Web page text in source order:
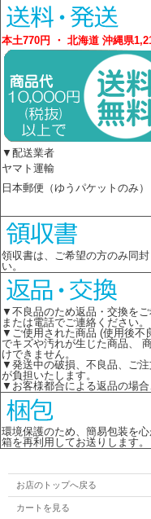
本土770円 ・ 北海道 沖縄県
▼配送業者
ヤマト運輸
日本郵便（ゆうパケットのみ）
領収書は、ご希望の方のみ同
い。
▼不良品のため返品・交換を
または電話でご連絡ください。
▼ご使用された商品 (使用後
でキズや汚れが生じた商品、
けできません。
▼発送中の破損、不良品、ご
が負担いたします。
▼お客様都合による返品の場合
環境保護のため、簡易包装を
箱を再利用してお送りします。
お店のトップへ戻る
カートを見る